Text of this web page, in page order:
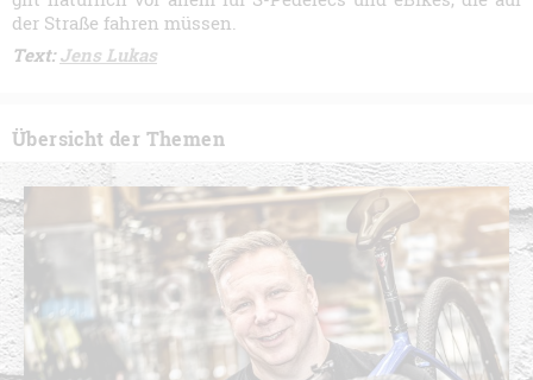
der Straße fahren müssen.
Text:Jens Lukas
Übersicht der Themen